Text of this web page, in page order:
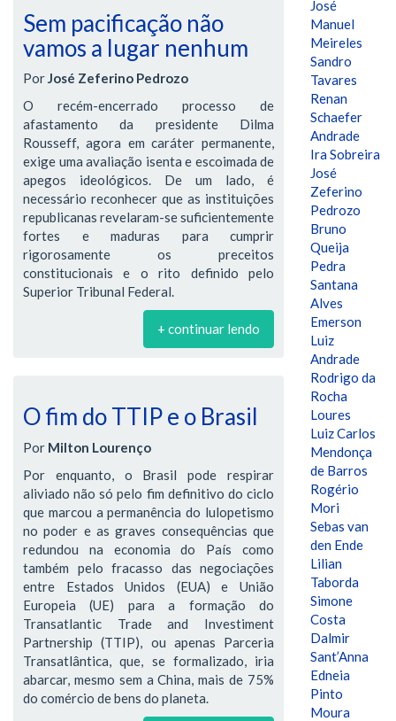
Sem pacificação não
vamos a lugar nenhum
PorJosé Zeferino Pedrozo
O recém-encerrado processo de
afastamento da presidente Dilma
Rousseff, agora em caráter permanente,
exige uma avaliação isenta e escoimada de
apegos ideológicos. De um lado, é
necessário reconhecer que as instituições
republicanas revelaram-se suficientemente
fortes e maduras para cumprir
rigorosamente os preceitos
constitucionais e o rito definido pelo
Superior Tribunal Federal.
+ continuar lendo
O fim do TTIP e o Brasil
Por Milton Lourenço
Por enquanto, o Brasil pode respirar
aliviado não só pelo fim definitivo do ciclo
que marcou a permanência do lulopetismo
no poder e as graves consequências que
redundou na economia do País como
também pelo fracasso das negociações
entre Estados Unidos (EUA) e União
Europeia (UE) para a formação do
Transatlantic Trade and Investiment
Partnership (TTIP), ou apenas Parceria
Transatlântica, que, se formalizado, iria
abarcar, mesmo sem a China, mais de 75%
do comércio de bens do planeta.
José
Manuel
Meireles
Sandro
Tavares
Renan
Schaefer
Andrade
Ira Sobreira
José
Zeferino
Pedrozo
Bruno
Queija
Pedra
Santana
Alves
Emerson
Luiz
Andrade
Rodrigo da
Rocha
Loures
Luiz Carlos
Mendonça
de Barros
Rogério
Mori
Sebas van
den Ende
Lilian
Taborda
Simone
Costa
Dalmir
Sant’Anna
Edneia
Pinto
Moura